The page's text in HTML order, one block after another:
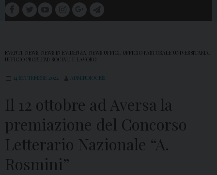
EVENTI NEWS NEWS IN EVIDENZA NEWS UFFICI UFFICIO PASTORALE UNIVERSITARIA
UFFICIO PROBLEMI SOCIALI E LAVORO
14 SETTEMBRE 2024 ADMINDIOCESI
Il 12 ottobre ad Aversa la
premiazione del Concorso
Letterario Nazionale “A.
Rosmini”